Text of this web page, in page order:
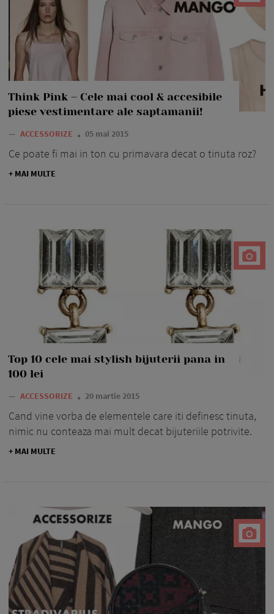
Think Pink – Cele mai cool & accesibile
piese vestimentare ale saptamanii!
— ACCESSORIZE 05 mai 2015
Ce poate fi mai in ton cu primavara decat o tinuta roz?
+ MAI MULTE
Top 10 cele mai stylish bijuterii pana in
100 lei
— ACCESSORIZE 20 martie 2015
Cand vine vorba de elementele care iti definesc tinuta,
nimic nu conteaza mai mult decat bijuteriile potrivite.
+ MAI MULTE